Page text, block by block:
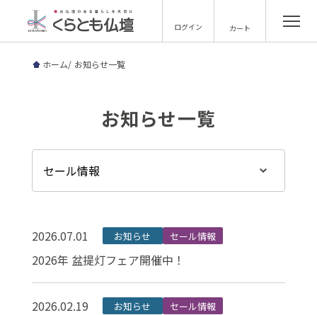
ログイン カート
ホーム お知らせ一覧
お知らせ一覧
2026.07.01 お知らせ セール情報
2026年 盆提灯フェア開催中！
2026.02.19 お知らせ セール情報